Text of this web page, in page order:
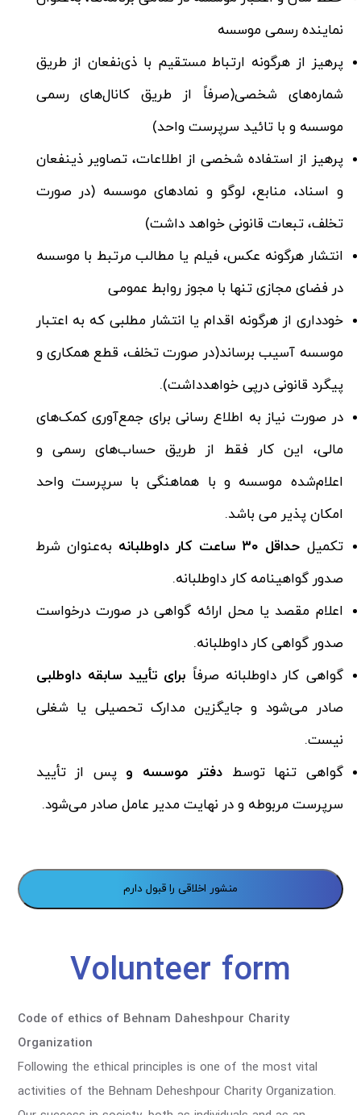
نماینده رسمی موسسه
پرهیز از هرگونه ارتباط مستقیم با ذی‌نفعان از طریق
شماره‌های شخصی(صرفاً از طریق کانال‌های رسمی
موسسه و با تائید سرپرست واحد)
پرهیز از استفاده شخصی از اطلاعات، تصاویر ذینفعان
و اسناد، منابع، لوگو و نمادهای موسسه (در صورت
تخلف، تبعات قانونی خواهد داشت)
انتشار هرگونه عکس، فیلم یا مطالب مرتبط با موسسه
در فضای مجازی تنها با مجوز روابط عمومی
خودداری از هرگونه اقدام یا انتشار مطلبی که به اعتبار
موسسه آسیب برساند(در صورت تخلف، قطع همکاری و
پیگرد قانونی درپی خواهدداشت).
در صورت نیاز به اطلاع رسانی برای جمع‌آوری کمک‌های
مالی، این کار فقط از طریق حساب‌های رسمی و
اعلام‌شده موسسه و با هماهنگی با سرپرست واحد
امکان پذیر می باشد.
تکمیل حداقل ۳۰ ساعت کار داوطلبانه به‌عنوان شرط
صدور گواهینامه کار داوطلبانه.
اعلام مقصد یا محل ارائه گواهی در صورت درخواست
صدور گواهی کار داوطلبانه.
گواهی کار داوطلبانه صرفاً برای تأیید سابقه داوطلبی
صادر می‌شود و جایگزین مدارک تحصیلی یا شغلی
نیست.
گواهی تنها توسط دفتر موسسه وپس از تأیید
سرپرست مربوطه و در نهایت مدیر عامل صادر می‌شود.
Volunteer form
Code of ethics of Behnam Daheshpour Charity
Organization
Following the ethical principles is one of the most vital
activities of the Behnam Deheshpour Charity Organization.